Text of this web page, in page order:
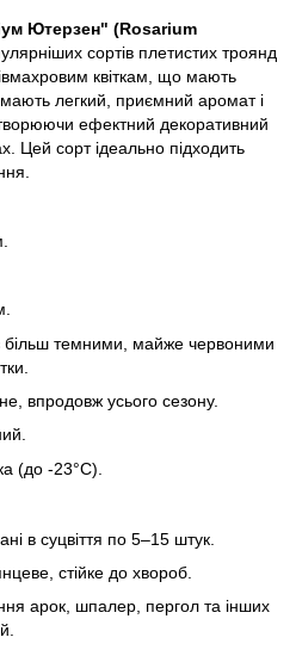
Ютерзен" (Rosarium
сортів плетистих троянд
квіткам, що мають
мають легкий, приємний аромат і
ефектний декоративний
Цей сорт ідеально підходить
більш темними, майже червоними
впродовж усього сезону.
(до -23°C).
в суцвіття по 5–15 штук.
стійке до хвороб.
арок, шпалер, пергол та інших